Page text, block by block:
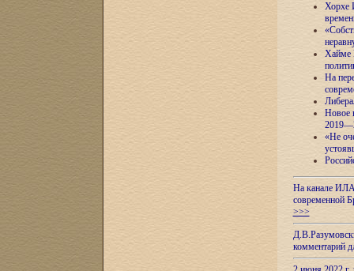
Хорхе
Хайме
На
Новое
«Не
На канале ИЛА
современной
>>>
комментарий